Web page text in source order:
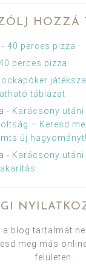
HOZZÁ
- 40 perces pizza
perces pizza
táblázat
- Karácsony utáni
– Keresd
új hagyományt!
- Karácsony utáni
a blog tartalmát
meg más
felületen.